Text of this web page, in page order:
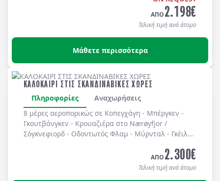
ΑΠΟ2.198€
Τελική τιμή ανά άτομο
Μάθετε περισσότερα
ΚΑΛΟΚΑΙΡΙ ΣΤΙΣ ΣΚΑΝΔΙΝΑΒΙΚΕΣ ΧΩΡΕΣ
Πληροφορίες
Αναχωρήσεις
8 μέρες αεροπορικώς σε Κοπεγχάγη - Μπέργκεν -
Γκουτβάνγκεν - Κρουαζιέρα στο Nærøyfjor /
Σόγκνεφιορδ - Οδοντωτός Φλαμ - Μύρνταλ - Γκέιλο -
Στοκχόλμη. Διαμονή σε ξενοδοχεία 3* & 4* με
ΑΠΟ2.300€
Τελική τιμή ανά άτομο